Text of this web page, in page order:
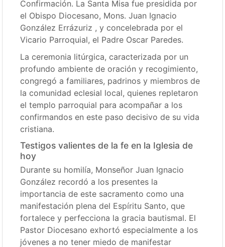
Confirmación. La Santa Misa fue presidida por
el Obispo Diocesano, Mons.Juan Ignacio
González Errázuriz , y concelebrada por el
Vicario Parroquial, el Padre Oscar Paredes.
La ceremonia litúrgica, caracterizada por un
profundo ambiente de oración y recogimiento,
congregó a familiares, padrinos y miembros de
la comunidad eclesial local, quienes repletaron
el templo parroquial para acompañar a los
confirmandos en este paso decisivo de su vida
cristiana.
Testigos valientes de la fe en la Iglesia de
hoy
Durante su homilía, Monseñor Juan Ignacio
González recordó a los presentes la
importancia de este sacramento como una
manifestación plena del Espíritu Santo, que
fortalece y perfecciona la gracia bautismal. El
Pastor Diocesano exhortó especialmente a los
jóvenes a no tener miedo de manifestar